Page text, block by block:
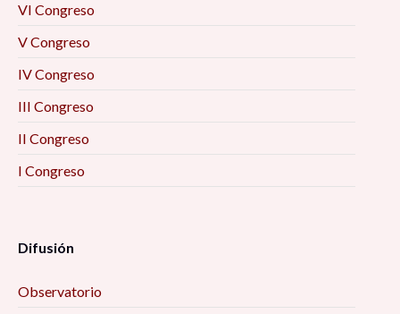
VI Congreso
V Congreso
IV Congreso
III Congreso
II Congreso
I Congreso
Difusión
Observatorio